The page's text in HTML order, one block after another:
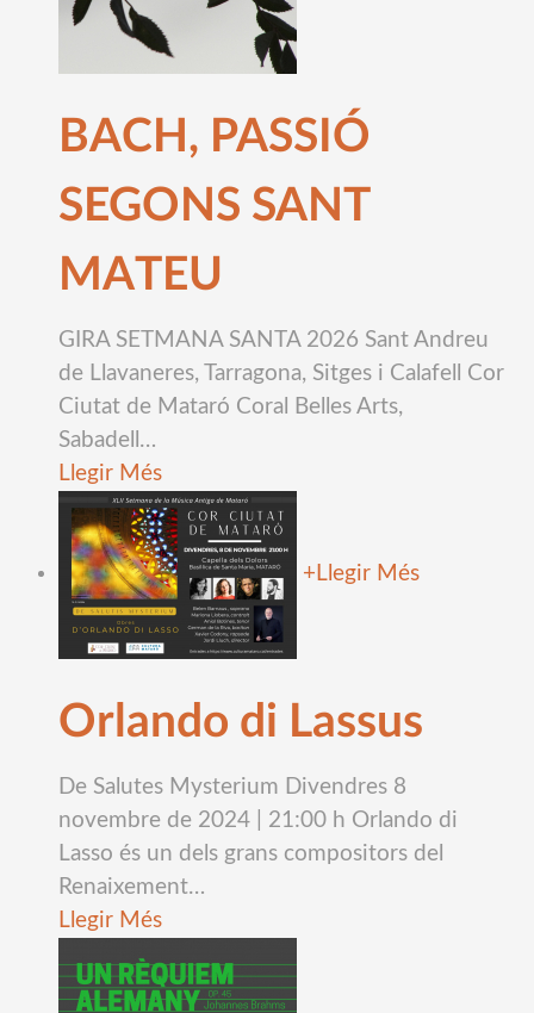
BACH, PASSIÓ
SEGONS SANT
MATEU
GIRA SETMANA SANTA 2026 Sant Andreu
de Llavaneres, Tarragona, Sitges i Calafell Cor
Ciutat de Mataró Coral Belles Arts,
Sabadell …
Llegir Més
+ Llegir Més
Orlando di Lassus
De Salutes Mysterium Divendres 8
novembre de 2024 | 21:00 h Orlando di
Lasso és un dels grans compositors del
Renaixement…
Llegir Més